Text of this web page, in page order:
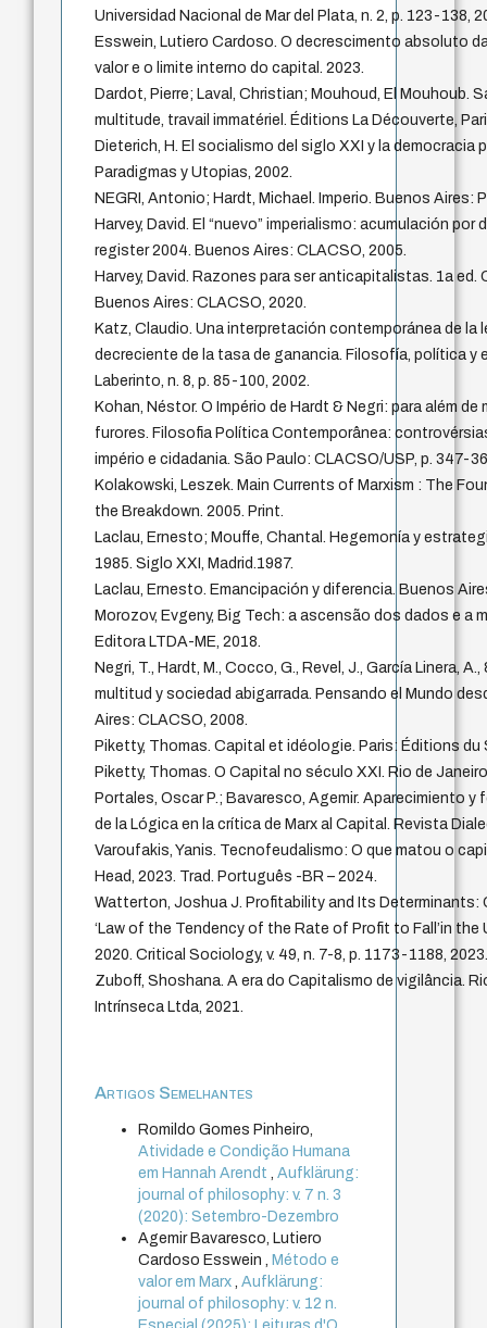
Universidad Nacional de Mar del Plata, n. 2, p. 123-138,
Esswein, Lutiero Cardoso. O decrescimento absoluto
valor e o limite interno do capital. 2023.
Dardot, Pierre; Laval, Christian; Mouhoud, El Mouhoub.
multitude, travail immatériel. Éditions La Découverte,
Dieterich, H. El socialismo del siglo XXI y la democracia
Paradigmas y Utopias, 2002.
NEGRI, Antonio; Hardt, Michael. Imperio. Buenos Aires:
Harvey, David. El “nuevo” imperialismo: acumulación
register 2004. Buenos Aires: CLACSO, 2005.
Harvey, David. Razones para ser anticapitalistas. 1a ed.
Buenos Aires: CLACSO, 2020.
Katz, Claudio. Una interpretación contemporánea de la
decreciente de la tasa de ganancia. Filosofía, política y
Laberinto, n. 8, p. 85-100, 2002.
Kohan, Néstor. O Império de Hardt & Negri: para além de
furores. Filosofia Política Contemporânea:
império e cidadania. São Paulo: CLACSO/USP, p. 347-
Kolakowski, Leszek. Main Currents of Marxism : The
the Breakdown. 2005. Print.
Laclau, Ernesto; Mouffe, Chantal. Hegemonía y
1985. Siglo XXI, Madrid.1987.
Laclau, Ernesto. Emancipación y diferencia. Buenos
Morozov, Evgeny, Big Tech: a ascensão dos dados e a
Editora LTDA-ME, 2018.
Negri, T., Hardt, M., Cocco, G., Revel, J., García Linera, A.,
multitud y sociedad abigarrada. Pensando el Mundo
Aires: CLACSO, 2008.
Piketty, Thomas. Capital et idéologie. Paris: Éditions du
Piketty, Thomas. O Capital no século XXI. Rio de
Portales, Oscar P.; Bavaresco, Agemir. Aparecimiento y
de la Lógica en la crítica de Marx al Capital. Revista
Varoufakis, Yanis. Tecnofeudalismo: O que matou o
Head, 2023. Trad. Português -BR – 2024.
Watterton, Joshua J. Profitability and Its Determinants:
‘Law of the Tendency of the Rate of Profit to Fall’in the
2020. Critical Sociology, v. 49, n. 7-8, p. 1173-1188,
Zuboff, Shoshana. A era do Capitalismo de vigilância.
Intrínseca Ltda, 2021.
Artigos Semelhantes
Romildo Gomes Pinheiro,
Atividade e Condição Humana
em Hannah Arendt
,Aufklärung:
journal of philosophy: v. 7 n. 3
(2020): Setembro-Dezembro
Agemir Bavaresco, Lutiero
Cardoso Esswein ,Método e
valor em Marx ,Aufklärung:
journal of philosophy: v. 12 n.